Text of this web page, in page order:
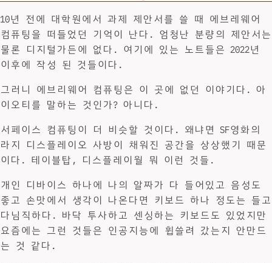
10년 전에 대학원에서 과제 제안서를 쓸 때 에브레웨어
컴퓨팅을 떠들었던 기억이 난다. 엄청난 분량의 제안서는
물론 디지털가든에 없다. 여기에 있는 노트들은 2022년
이후에 작성 된 것들이다.
그러니 에브리웨어 컴퓨팅은 이 곳에 없던 이야기다. 아
이오티를 말하는 것인가? 아니다.
서페이스 컴퓨팅이 더 비슷할 것이다. 왜냐면 SF영화의
라지 디스플레이오 사방이 채워진 공간을 상상했기 때문
이다. 테이블탑, 디스플레이월 뭐 이런 것들.
개인 디바이스 하나에 나의 알짜가 다 들어있고 음성도
좋고 손맛에서 생각이 나온다면 키보드 하나 정도는 들고
다님직하다. 바닥 투사하고 센싱하는 키보드도 있었지만
요즘에는 그런 것들은 인공지능에 휩쓸려 갔는지 안만드
는 것 같다.